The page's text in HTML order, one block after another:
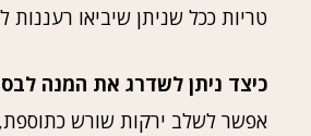
טריות ככל שניתן שיביאו רעננות
כיצד ניתן לשדרג את המנה
אפשר לשלב ירקות שורש כתוספת,